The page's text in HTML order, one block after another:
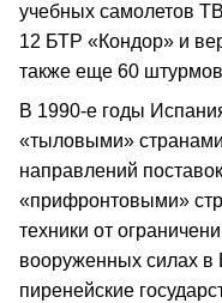
учебных самолетов
12 БТР «Кондор» и
также еще 60
В 1990-е годы
«тыловыми»
направлений
«прифронтовыми»
техники от
вооруженных силах
пиренейские